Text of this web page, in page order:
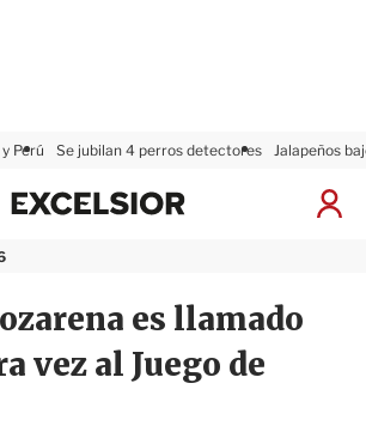
Perú Se jubilan 4 perros detectores Jalapeños
I
x
s
i
r
es llamado
vez al Juego de